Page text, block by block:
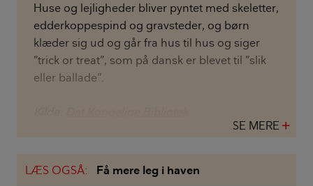
Huse og lejligheder bliver pyntet med skeletter,
edderkoppespind og gravsteder, og børn
klæder sig ud og går fra hus til hus og siger
”trick or treat”, som på dansk er blevet til ”slik
eller ballade”.
SE MERE
LÆS OGSÅ: Få mere leg i haven